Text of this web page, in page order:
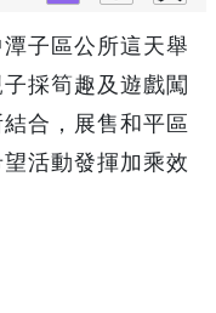
子區公所這天舉
採筍趣及遊戲闖
合，展售和平區
活動發揮加乘效